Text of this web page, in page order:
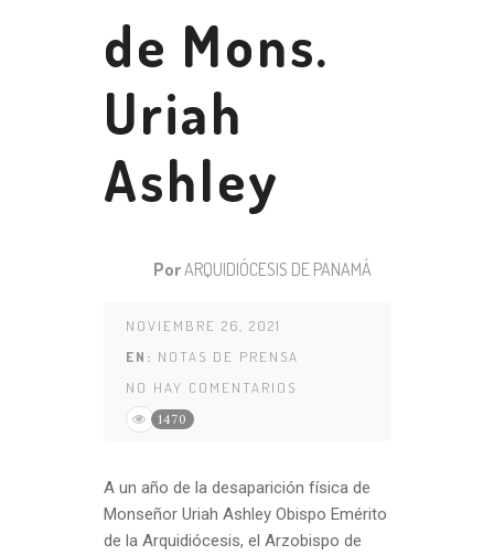
de Mons.
Uriah
Ashley
PorARQUIDIÓCESIS DE PANAMÁ
NOVIEMBRE 26, 2021
EN: NOTAS DE PRENSA
NO HAY COMENTARIOS
1470
A un año de la desaparición física de
Monseñor Uriah Ashley Obispo Emérito
de la Arquidiócesis, el Arzobispo de